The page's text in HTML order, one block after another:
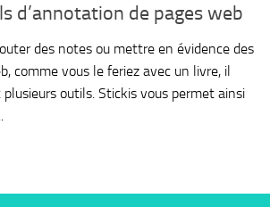
d’annotation de pages web
des notes ou mettre en évidence des
comme vous le feriez avec un livre, il
outils. Stickis vous permet ainsi